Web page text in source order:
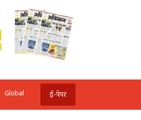
Global ई-पेपर